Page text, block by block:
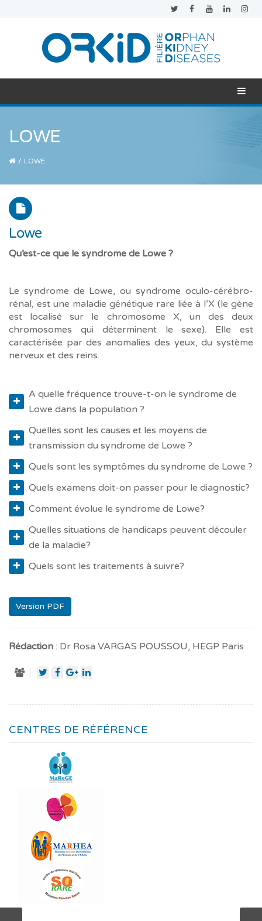
LOWE
/ LOWE
Lowe
Qu’est-ce que le syndrome de Lowe ?
Le syndrome de Lowe, ou syndrome oculo-cérébro-
rénal, est une maladie génétique rare liée à l’X (le gène
est localisé sur le chromosome X, un des deux
chromosomes qui déterminent le sexe). Elle est
caractérisée par des anomalies des yeux, du système
nerveux et des reins.
A quelle fréquence trouve-t-on le syndrome de
Lowe dans la population ?
Quelles sont les causes et les moyens de
transmission du syndrome de Lowe ?
Quels sont les symptômes du syndrome de Lowe ?
Quels examens doit-on passer pour le diagnostic?
Comment évolue le syndrome de Lowe?
Quelles situations de handicaps peuvent découler
de la maladie?
Quels sont les traitements à suivre?
Version PDF
Rédaction : Dr Rosa VARGAS POUSSOU, HEGP Paris
CENTRES DE RÉFÉRENCE